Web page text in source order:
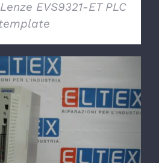
EVS9321-ET PLC
DETTAGLI